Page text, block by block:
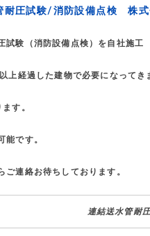
耐圧試験/消防設備点検 株
試験（消防設備点検）を自社施工
上経過した建物で必要になってき
す。
能です。
ご連絡お待ちしております。
連結送水管耐